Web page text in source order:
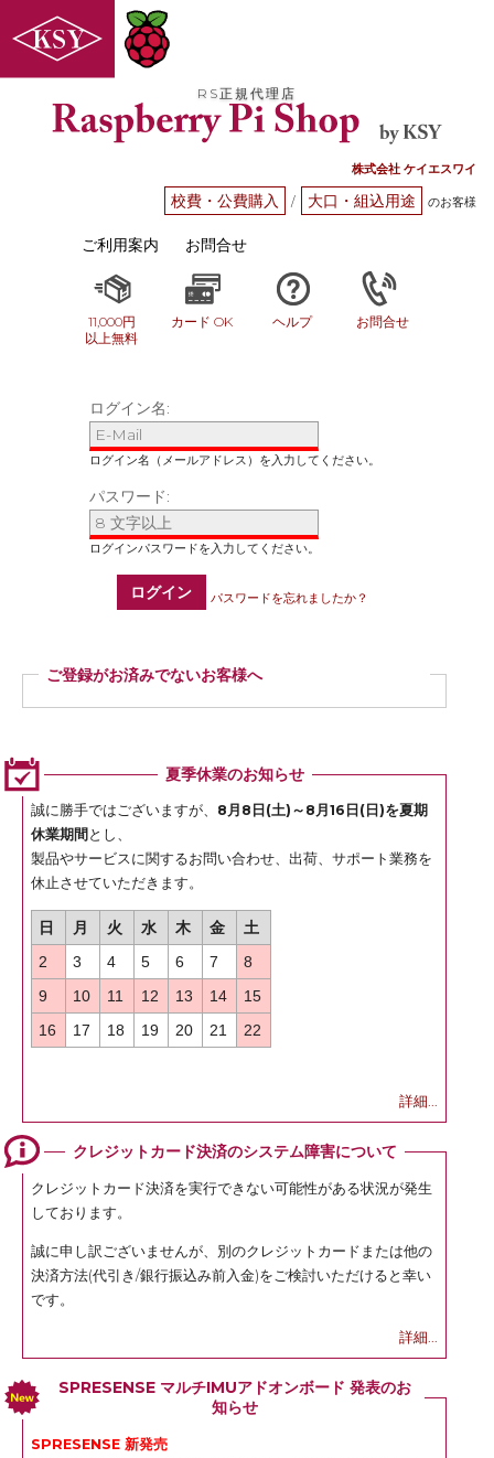
RS正規代理店
株式会社 ケイエスワイ
校費・公費購入 / 大口・組込用途 のお客様
ご利用案内 お問合せ
11,000円
以上無料
カード OK ヘルプ お問合せ
ログイン名:
パスワード:
ログイン パスワードを忘れましたか？
ご登録がお済みでないお客様へ
ご登録いただくと商品ご購入の際、お届け先情報などを毎回ご入力いただかなく
夏季休業のお知らせ
誠に勝手ではございますが、 8月8日(土)～8月16日(日)を夏期
休業期間 とし、
製品やサービスに関するお問い合わせ、出荷、サポート業務を
休止させていただきます。
日 月 火 水 木 金
土
2
3 4 5 6 7
8
9
10 11 12 13 14
15
16
17 18 19 20 21 22
詳細...
クレジットカード決済のシステム障害について
クレジットカード決済を実行できない可能性がある状況が発生
しております。
誠に申し訳ございませんが、別のクレジットカードまたは他の
決済方法(代引き/銀行振込み前入金)をご検討いただけると幸い
です。
詳細...
SPRESENSE マルチIMUアドオンボード 発表のお
知らせ
SPRESENSE 新発売